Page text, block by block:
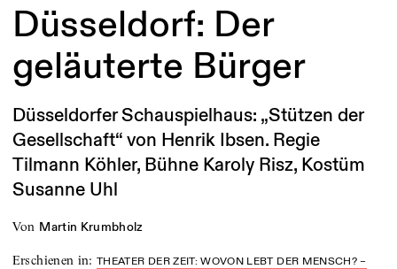
Düsseldorf: Der
geläuterte Bürger
Düsseldorfer Schauspielhaus: „Stützen der
Gesellschaft“ von Henrik Ibsen. Regie
Tilmann Köhler, Bühne Karoly Risz, Kostüm
Susanne Uhl
von Martin Krumbholz
Erschienen in:THEATER DER ZEIT: WOVON LEBT DER MENSCH? –